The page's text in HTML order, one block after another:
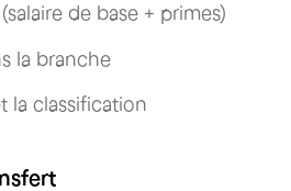
de base + primes)
la branche
la classification